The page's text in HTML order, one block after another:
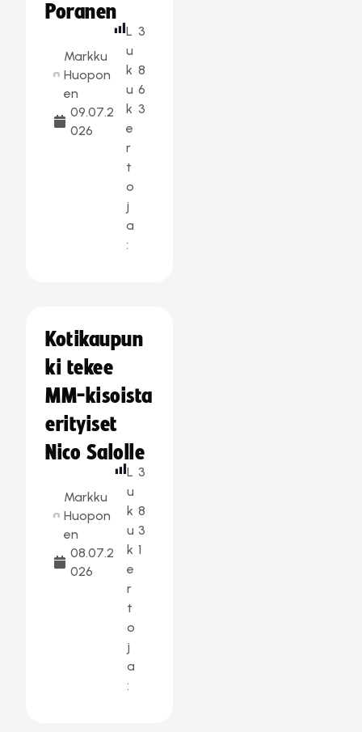
Poranen
Markku
Huopon
en
09.07.2
026
L
u
k
u
k
e
r
t
o
j
a
:
3
8
6
3
Kotikaupun
ki tekee
MM-kisoista
erityiset
Nico Salolle
Markku
Huopon
en
08.07.2
026
L
u
k
u
k
e
r
t
o
j
a
:
3
8
3
1